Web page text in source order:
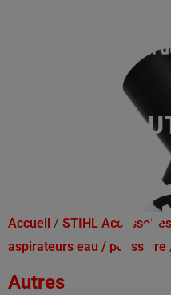
Accueil / STIHL Accessoires
aspirateurs eau / poussière
Autres